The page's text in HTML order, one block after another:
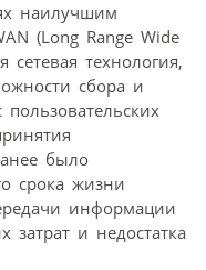
наилучшим
(Long Range Wide
сетевая технология,
сбора и
было
срока жизни
информации
затрат и недостатка